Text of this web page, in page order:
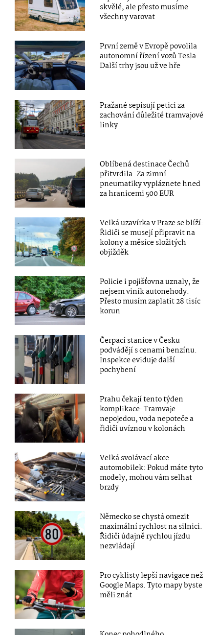
skvělé, ale přesto musíme
všechny varovat
První země v Evropě povolila
autonomní řízení vozů Tesla.
Další trhy jsou už ve hře
Pražané sepisují petici za
zachování důležité tramvajové
linky
Oblíbená destinace Čechů
přitvrdila. Za zimní
pneumatiky vypláznete hned
za hranicemi 500 EUR
Velká uzavírka v Praze se blíží:
Řidiči se musejí připravit na
kolony a měsíce složitých
objížděk
Policie i pojišťovna uznaly, že
nejsem viník autonehody.
Přesto musím zaplatit 28 tisíc
korun
Čerpací stanice v Česku
podvádějí s cenami benzínu.
Inspekce eviduje další
pochybení
Prahu čekají tento týden
komplikace: Tramvaje
nepojedou, voda nepoteče a
řidiči uvíznou v kolonách
Velká svolávací akce
automobilek: Pokud máte tyto
modely, mohou vám selhat
brzdy
Německo se chystá omezit
maximální rychlost na silnici.
Řidiči údajně rychlou jízdu
nezvládají
Pro cyklisty lepší navigace než
Google Maps. Tyto mapy byste
měli znát